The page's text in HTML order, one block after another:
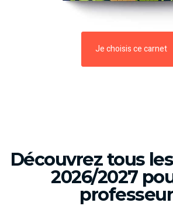
Je choisis ce carnet
Découvrez tous
2026/2027